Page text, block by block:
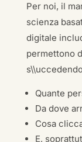
Per noi, il
scienza
digitale
permettono
Quante
Da dove
Cosa
E,